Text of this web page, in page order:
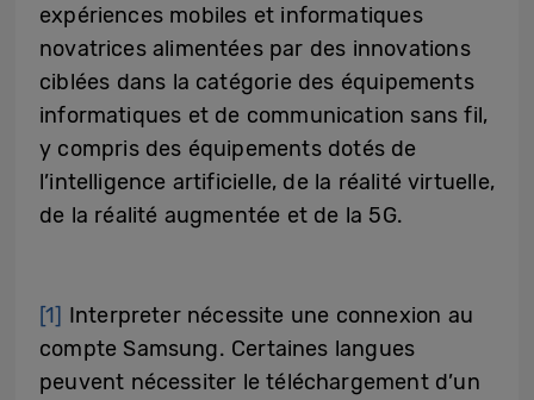
expériences mobiles et informatiques
novatrices alimentées par des innovations
ciblées dans la catégorie des équipements
informatiques et de communication sans fil,
y compris des équipements dotés de
l’intelligence artificielle, de la réalité virtuelle,
de la réalité augmentée et de la 5G.
[1] Interpreter nécessite une connexion au
compte Samsung. Certaines langues
peuvent nécessiter le téléchargement d’un